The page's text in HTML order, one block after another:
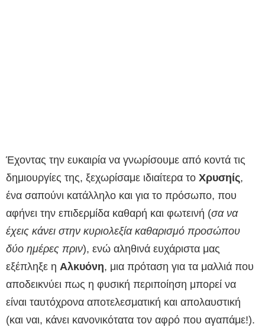
Έχοντας την ευκαιρία να γνωρίσουμε από κοντά τις
δημιουργίες της, ξεχωρίσαμε ιδιαίτερα το Χρυσηίς,
ένα σαπούνι κατάλληλο και για το πρόσωπο, που
αφήνει την επιδερμίδα καθαρή και φωτεινή (σα να
έχεις κάνει στην κυριολεξία καθαρισμό προσώπου
δύο ημέρες πριν), ενώ αληθινά ευχάριστα μας
εξέπληξε η Αλκυόνη, μια πρόταση για τα μαλλιά που
αποδεικνύει πως η φυσική περιποίηση μπορεί να
είναι ταυτόχρονα αποτελεσματική και απολαυστική
(και ναι, κάνει κανονικότατα τον αφρό που αγαπάμε!).